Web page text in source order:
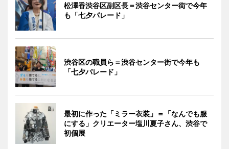
松澤香渋谷区副区長＝渋谷センター街で今年
も「七夕パレード」
渋谷区の職員ら＝渋谷センター街で今年も
「七夕パレード」
最初に作った「ミラー衣装」＝「なんでも服
にする」クリエーター塩川夏子さん、渋谷で
初個展